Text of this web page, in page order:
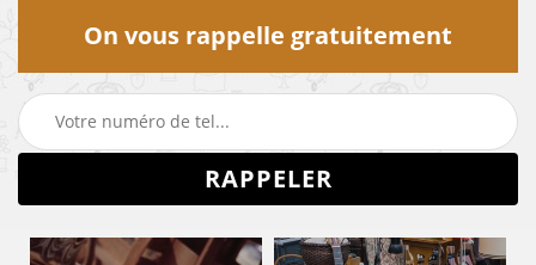
On vous rappelle gratuitement